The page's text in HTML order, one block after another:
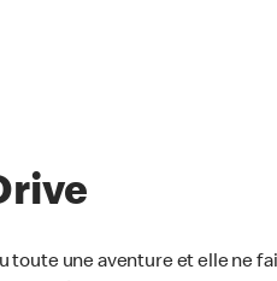
toute une aventure et elle ne